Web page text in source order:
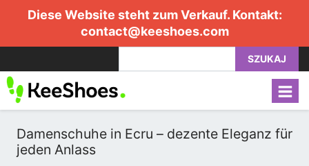
Diese Website steht zum Verkauf. Kontakt:
contact@keeshoes.com
SZUKAJ
Damenschuhe in Ecru – dezente Eleganz für
jeden Anlass